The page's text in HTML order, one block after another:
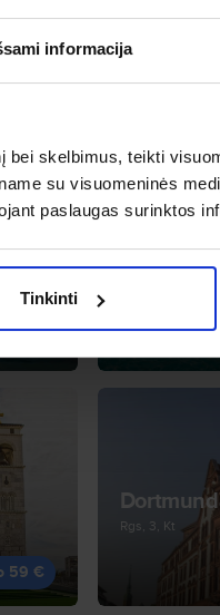
informacija
skelbimus, teikti
su visuomeninės
paslaugas surinktos
Tinkinti
Lap, 9, Pr
54 €
Roma
59 €
Rgs, 3, Kt